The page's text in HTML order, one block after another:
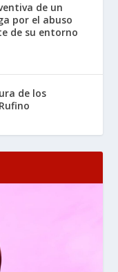
de un
por el abuso
de su entorno
de los